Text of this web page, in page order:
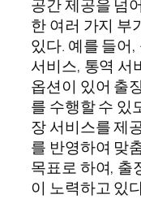
공간 제공을 넘
한 여러 가지 부
있다. 예를 들어
서비스, 통역 서
옵션이 있어 출
를 수행할 수 있
장 서비스를 제
를 반영하여 맞
목표로 하여, 출
이 노력하고 있